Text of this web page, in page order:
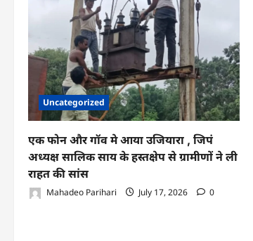
से
दूसरे
छोर
पहुंचकर
खाने
की
खुशी
…..
Uncategorized
एक फोन और गॉव मे आया उजियारा , जिपं
अध्यक्ष सालिक साय के हस्तक्षेप से ग्रामीणों ने ली
राहत की सांस
Mahadeo Parihari July 17, 2026 0